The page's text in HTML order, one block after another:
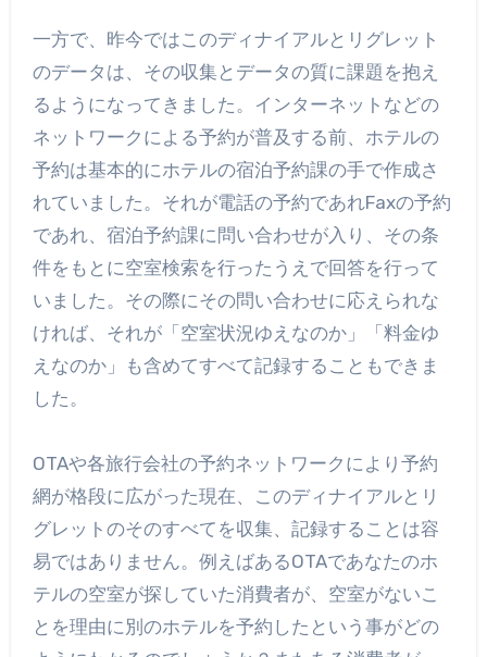
一方で、昨今ではこのディナイアルとリグレット
のデータは、その収集とデータの質に課題を抱え
るようになってきました。インターネットなどの
ネットワークによる予約が普及する前、ホテルの
予約は基本的にホテルの宿泊予約課の手で作成さ
れていました。それが電話の予約であれFaxの予約
であれ、宿泊予約課に問い合わせが入り、その条
件をもとに空室検索を行ったうえで回答を行って
いました。その際にその問い合わせに応えられな
ければ、それが「空室状況ゆえなのか」「料金ゆ
えなのか」も含めてすべて記録することもできま
した。
OTAや各旅行会社の予約ネットワークにより予約
網が格段に広がった現在、このディナイアルとリ
グレットのそのすべてを収集、記録することは容
易ではありません。例えばあるOTAであなたのホ
テルの空室が探していた消費者が、空室がないこ
とを理由に別のホテルを予約したという事がどの